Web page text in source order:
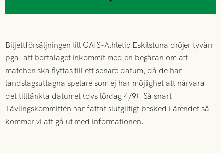
Biljettförsäljningen till GAIS-Athletic Eskilstuna dröjer tyvärr
pga. att bortalaget inkommit med en begäran om att
matchen ska flyttas till ett senare datum, då de har
landslagsuttagna spelare som ej har möjlighet att närvara
det tilltänkta datumet (dvs lördag 4/9). Så snart
Tävlingskommittén har fattat slutgiltigt besked i ärendet så
kommer vi att gå ut med informationen.